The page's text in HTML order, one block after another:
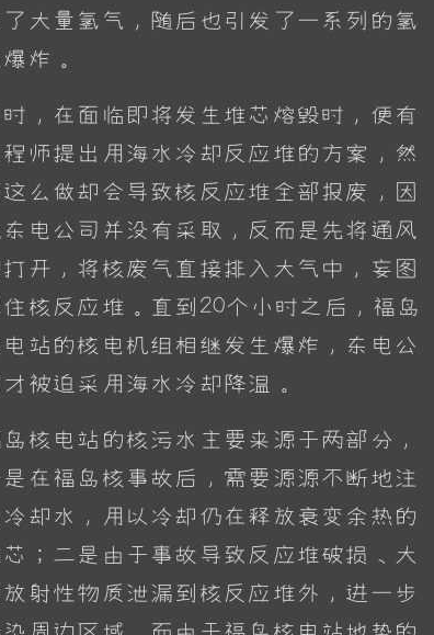
了大量氢气，随后也引发了一系列的氢
炸。
时，在面临即将发生堆芯熔毁时，便有
程师提出用海水冷却反应堆的方案，然
这么做却会导致核反应堆全部报废，因
东电公司并没有采取，反而是先将通风
打开，将核废气直接排入大气中，妄图
核反应堆。直到20个小时之后，福岛
站的核电机组相继发生爆炸，东电公
被迫采用海水冷却降温。
核电站的核污水主要来源于两部分，
在福岛核事故后，需要源源不断地注
冷却水，用以冷却仍在释放衰变余热的
芯；二是由于事故导致反应堆破损、大
放射性物质泄漏到核反应堆外，进一步
染周边区域，而由于福岛核电站地势的